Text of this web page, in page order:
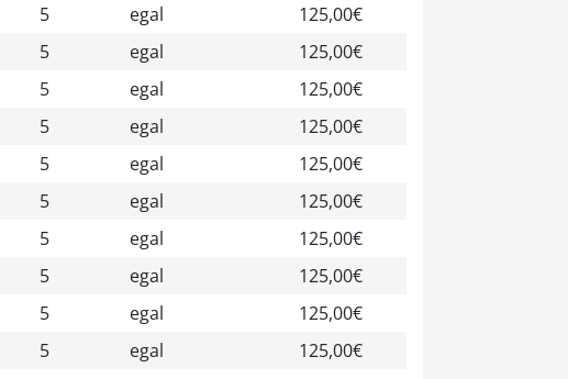
5 egal
125,00€
5 egal
125,00€
5 egal
125,00€
5 egal
125,00€
5 egal
125,00€
5 egal
125,00€
5 egal
125,00€
5 egal
125,00€
5 egal
125,00€
5 egal
125,00€